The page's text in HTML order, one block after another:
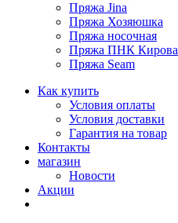
Пряжа Jina
Пряжа Хозяюшка
Пряжа носочная
Пряжа ПНК Кирова
Пряжа Seam
Как купить
Условия оплаты
Условия доставки
Гарантия на товар
Контакты
магазин
Новости
Акции